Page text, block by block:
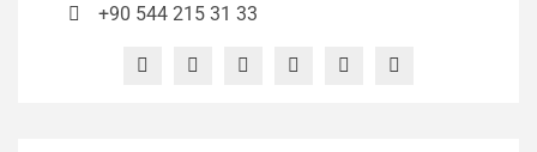
+90 544 215 31 33